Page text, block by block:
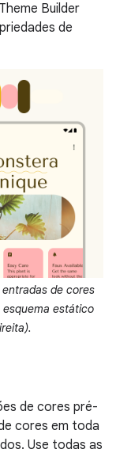
Builder
de
de cores
estático
de cores pré-
cores em toda
Use todas as